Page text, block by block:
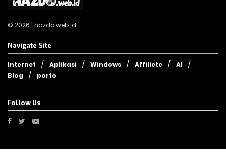
© 2026 | hazdo.web.id
Navigate Site
Internet Aplikasi Windows Affiliete
AI
Blog
porto
Follow Us